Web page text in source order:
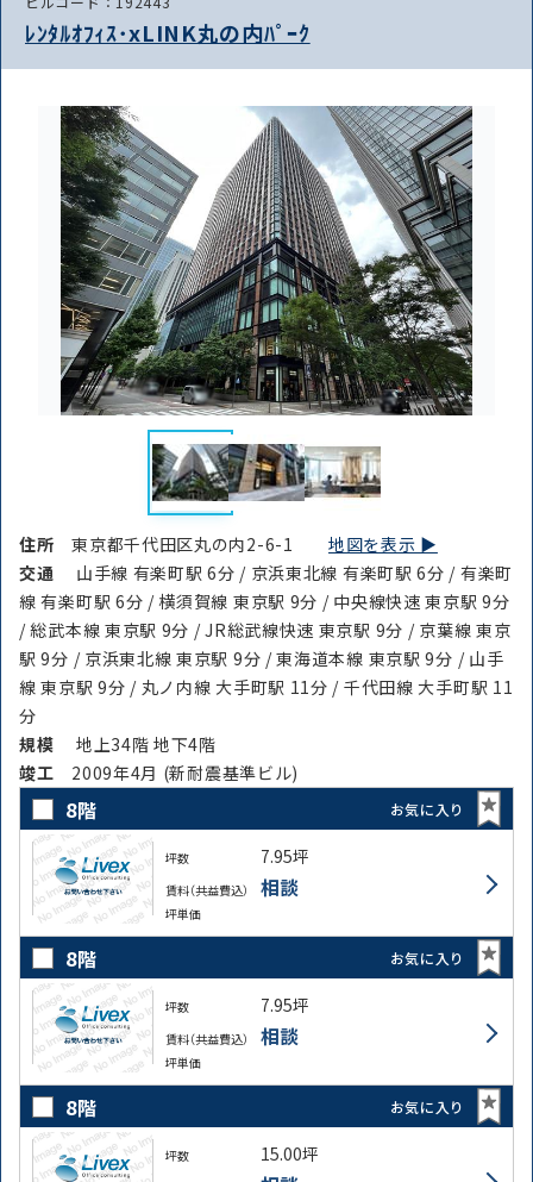
ﾚﾝﾀﾙｵﾌｨｽ･xLINK丸の内ﾊﾟｰｸ
住所東京都千代田区丸の内2-6-1地図を表示 ▶︎
交通
山手線 有楽町駅 6分 / 京浜東北線 有楽町駅 6分 / 有楽町
線 有楽町駅 6分 / 横須賀線 東京駅 9分 / 中央線快速 東京駅 9分
/ 総武本線 東京駅 9分 / JR総武線快速 東京駅 9分 / 京葉線 東京
駅 9分 / 京浜東北線 東京駅 9分 / 東海道本線 東京駅 9分 / 山手
線 東京駅 9分 / 丸ノ内線 大手町駅 11分 / 千代田線 大手町駅 11
分
規模
地上34階 地下4階
竣⼯ 2009年4月 (新耐震基準ビル)
8階 お気に入り
坪数 7.95坪
賃料（共益費込） 相談
坪単価
8階 お気に入り
坪数 7.95坪
賃料（共益費込） 相談
坪単価
8階 お気に入り
坪数 15.00坪